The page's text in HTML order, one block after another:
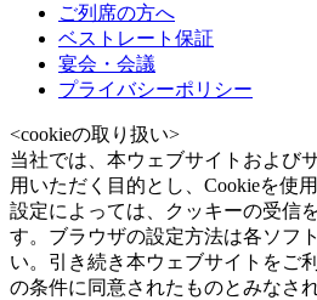
ご列席の方へ
ベストレート保証
宴会・会議
プライバシーポリシー
<cookieの取り扱い>
当社では、本ウェブサイトおよび
用いただく目的とし、Cookieを使
設定によっては、クッキーの受信
す。ブラウザの設定方法は各ソフ
い。引き続き本ウェブサイトをご
の条件に同意されたものとみなされ